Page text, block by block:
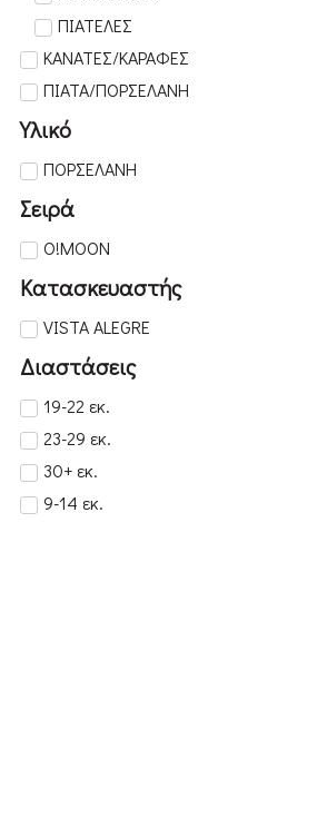
ΠΙΑΤΕΛΕΣ
ΚΑΝΑΤΕΣ/ΚΑΡΑΦΕΣ
ΠΙΑΤΑ/ΠΟΡΣΕΛΑΝΗ
Υλικό
ΠΟΡΣΕΛΑΝΗ
Σειρά
O!MOON
Κατασκευαστής
VISTA ALEGRE
Διαστάσεις
19-22 εκ.
23-29 εκ.
30+ εκ.
9-14 εκ.